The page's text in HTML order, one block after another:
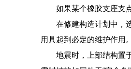
如果某个橡胶支座支
在修建构造计划中，
用具起到必定的维护作用
地震时，上部结构置